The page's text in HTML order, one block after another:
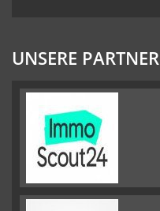
UNSERE PARTNER